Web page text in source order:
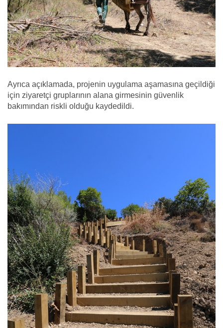
Ayrıca açıklamada, projenin uygulama aşamasına geçildiği
için ziyaretçi gruplarının alana girmesinin güvenlik
bakımından riskli olduğu kaydedildi.